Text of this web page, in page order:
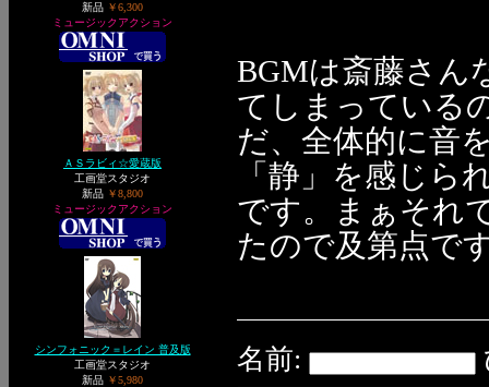
新品 ￥6,300
ミュージックアクション
ＡＳラビィ☆愛蔵版
工画堂スタジオ
新品 ￥8,800
ミュージックアクション
シンフォニック＝レイン 普及版
工画堂スタジオ
新品 ￥5,980
BGMは斎藤さん
てしまっている
だ、全体的に音
「静」を感じら
です。まぁそれ
たので及第点で
名前: